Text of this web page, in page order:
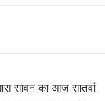
सावन का आज सातवां